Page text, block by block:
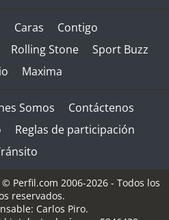
Caras
Contigo
Rolling Stone
Sport Buzz
Maxima
Somos
Contáctenos
Reglas de participación
Perfil.com 2006-2026 - Todos los
reservados.
Carlos Piro.